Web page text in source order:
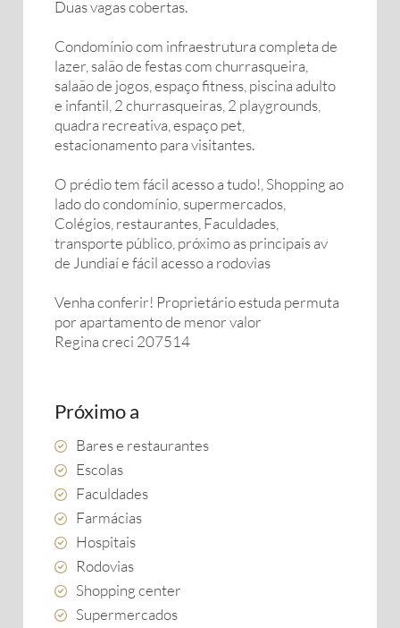
Duas vagas cobertas.
Condomínio com infraestrutura completa de
lazer, salão de festas com churrasqueira,
salaão de jogos, espaço fitness, piscina adulto
e infantil, 2 churrasqueiras, 2 playgrounds,
quadra recreativa, espaço pet,
estacionamento para visitantes.
O prédio tem fácil acesso a tudo!, Shopping ao
lado do condomínio, supermercados,
Colégios, restaurantes, Faculdades,
transporte público, próximo as principais av
de Jundiaí e fácil acesso a rodovias
Venha conferir! Proprietário estuda permuta
por apartamento de menor valor
Regina creci 207514
Próximo a
Bares e restaurantes
Escolas
Faculdades
Farmácias
Hospitais
Rodovias
Shopping center
Supermercados